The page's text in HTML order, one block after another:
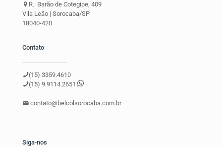
R.: Barão de Cotegipe, 409
Vila Leão | Sorocaba/SP
18040-420
Contato
(15) 3359.4610
(15) 9.9114.2651
contato@belcolsorocaba.com.br
Siga-nos